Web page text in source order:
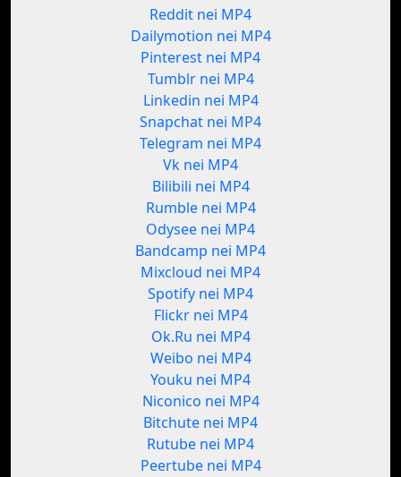
Reddit nei MP4
Dailymotion nei MP4
Pinterest nei MP4
Tumblr nei MP4
Linkedin nei MP4
Snapchat nei MP4
Telegram nei MP4
Vk nei MP4
Bilibili nei MP4
Rumble nei MP4
Odysee nei MP4
Bandcamp nei MP4
Mixcloud nei MP4
Spotify nei MP4
Flickr nei MP4
Ok.Ru nei MP4
Weibo nei MP4
Youku nei MP4
Niconico nei MP4
Bitchute nei MP4
Rutube nei MP4
Peertube nei MP4